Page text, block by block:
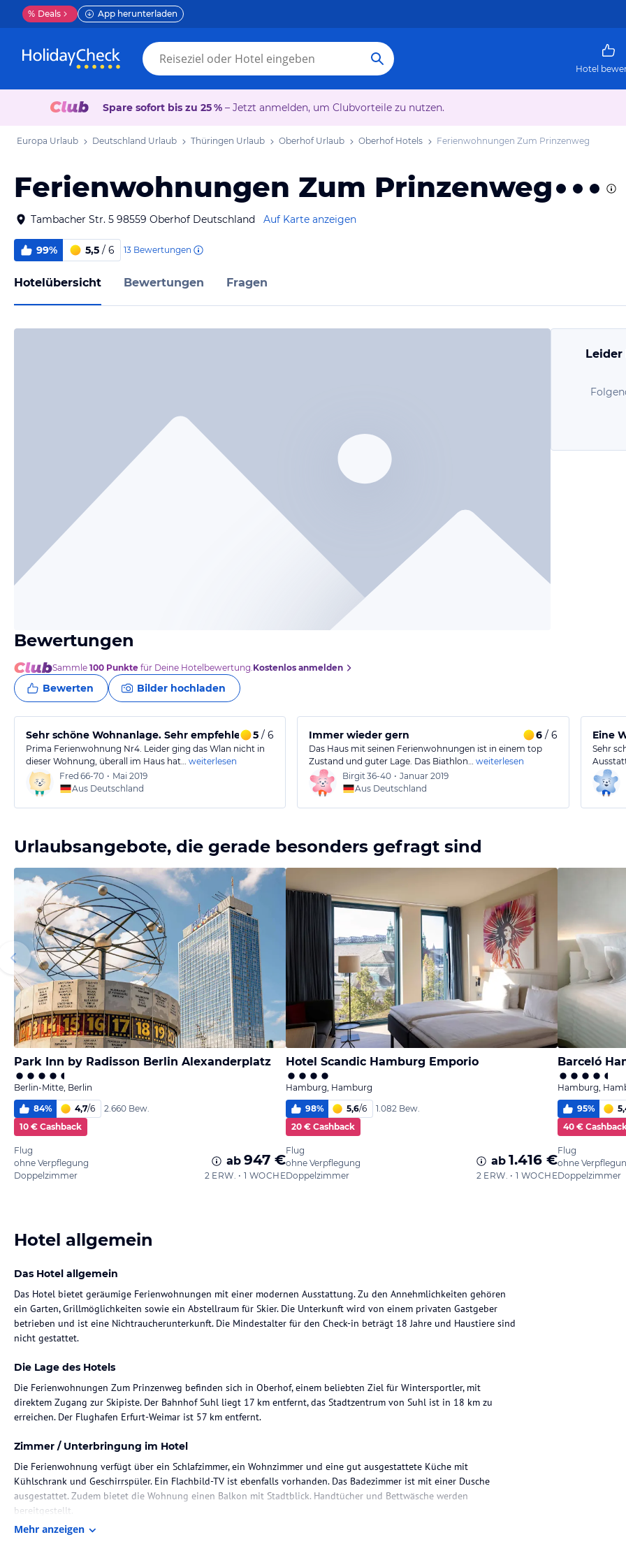
% Deals App herunterladen
Hotel
Spare sofort bis zu 25 % – Jetzt anmelden, um Clubvorteile zu nutzen.
Europa Urlaub Deutschland Urlaub Thüringen Urlaub Oberhof Urlaub Oberhof Hotels Ferienwohnungen Zum Prinzenweg
Ferienwohnungen Zum Prinzenweg
Tambacher Str. 5 98559 Oberhof Deutschland Auf Karte anzeigen
99% 5,5 / 6 13 Bewertungen
Hotelübersicht Bewertungen Fragen
Bewertungen
Sammle 100 Punkte für Deine Hotelbewertung. Kostenlos anmelden
Bewerten Bilder hochladen
Sehr schöne Wohnanlage. Sehr empfehlenswert.
5 / 6
Prima Ferienwohnung Nr4. Leider ging das Wlan nicht in
dieser Wohnung, überall im Haus hat…
weiterlesen
Fred 66-70 • Mai 2019
Aus Deutschland
Immer wieder gern 6/ 6
Das Haus mit seinen Ferienwohnungen ist in einem top
Zustand und guter Lage. Das Biathlon…
weiterlesen
Birgit 36-40 • Januar 2019
Aus Deutschland
Eine
Sehr
Urlaubsangebote, die gerade besonders gefragt sind
Park Inn by Radisson Berlin Alexanderplatz
Berlin-Mitte, Berlin
84% 4,7/6
2.660 Bew.
10 € Cashback
Flug
ohne Verpflegung
Doppelzimmer
ab 947 €
2 ERW. • 1 WOCHE
Hotel Scandic Hamburg Emporio
Hamburg, Hamburg
98% 5,6/6
1.082 Bew.
20 € Cashback
Flug
ohne Verpflegung
Doppelzimmer
ab 1.416 €
2 ERW. • 1 WOCHE
Barceló
Hamburg,
95%
40 €
Flug
ohne
Doppelzimmer
Hotel allgemein
Das Hotel allgemein
Das Hotel bietet geräumige Ferienwohnungen mit einer modernen Ausstattung. Zu den Annehmlichkeiten gehören
ein Garten, Grillmöglichkeiten sowie ein Abstellraum für Skier. Die Unterkunft wird von einem privaten Gastgeber
betrieben und ist eine Nichtraucherunterkunft. Die Mindestalter für den Check-in beträgt 18 Jahre und Haustiere sind
nicht gestattet.
Die Lage des Hotels
Die Ferienwohnungen Zum Prinzenweg befinden sich in Oberhof, einem beliebten Ziel für Wintersportler, mit
direktem Zugang zur Skipiste. Der Bahnhof Suhl liegt 17 km entfernt, das Stadtzentrum von Suhl ist in 18 km zu
erreichen. Der Flughafen Erfurt-Weimar ist 57 km entfernt.
Zimmer / Unterbringung im Hotel
Die Ferienwohnung verfügt über ein Schlafzimmer, ein Wohnzimmer und eine gut ausgestattete Küche mit
Kühlschrank und Geschirrspüler. Ein Flachbild-TV ist ebenfalls vorhanden. Das Badezimmer ist mit einer Dusche
ausgestattet. Zudem bietet die Wohnung einen Balkon mit Stadtblick. Handtücher und Bettwäsche werden
bereitgestellt.
Mehr anzeigen